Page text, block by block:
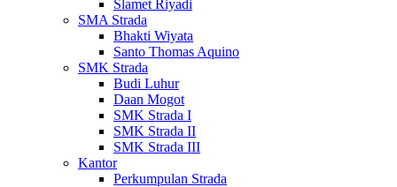
Slamet Riyadi
SMA Strada
Bhakti Wiyata
Santo Thomas Aquino
SMK Strada
Budi Luhur
Daan Mogot
SMK Strada I
SMK Strada II
SMK Strada III
Kantor
Perkumpulan Strada